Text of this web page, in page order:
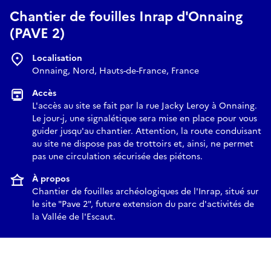
Chantier de fouilles Inrap d'Onnaing
(PAVE 2)
Localisation
Onnaing, Nord, Hauts-de-France, France
Accès
L'accès au site se fait par la rue Jacky Leroy à Onnaing.
Le jour-j, une signalétique sera mise en place pour vous
guider jusqu'au chantier. Attention, la route conduisant
au site ne dispose pas de trottoirs et, ainsi, ne permet
pas une circulation sécurisée des piétons.
À propos
Chantier de fouilles archéologiques de l'Inrap, situé sur
le site "Pave 2", future extension du parc d'activités de
la Vallée de l'Escaut.